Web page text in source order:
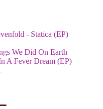
- Statica (EP)
We Did On Earth
A Fever Dream (EP)